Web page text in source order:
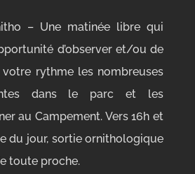
– Une matinée libre qui
d’observer et/ou de
rythme les nombreuses
dans le parc et les
au Campement. Vers 16h et
du jour, sortie ornithologique
toute proche.